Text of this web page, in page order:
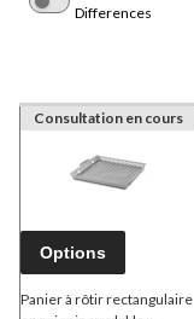
Differences
Consultation en cours
Options
Panier à rôtir rectangulaire